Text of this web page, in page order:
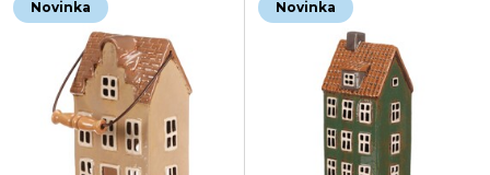
Novinka Novinka